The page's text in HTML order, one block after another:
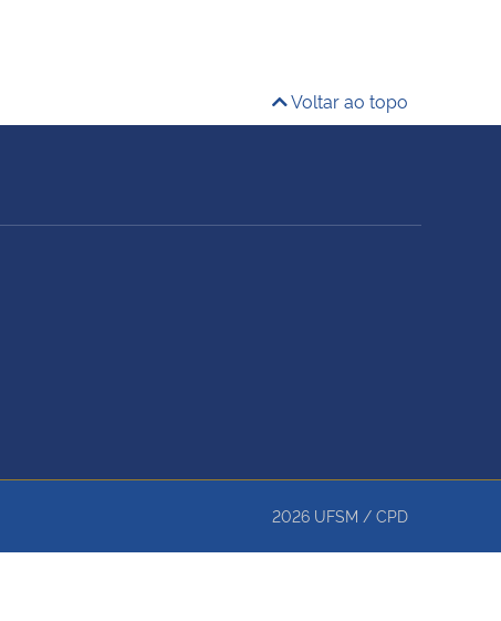
Voltar ao topo
2026 UFSM / CPD